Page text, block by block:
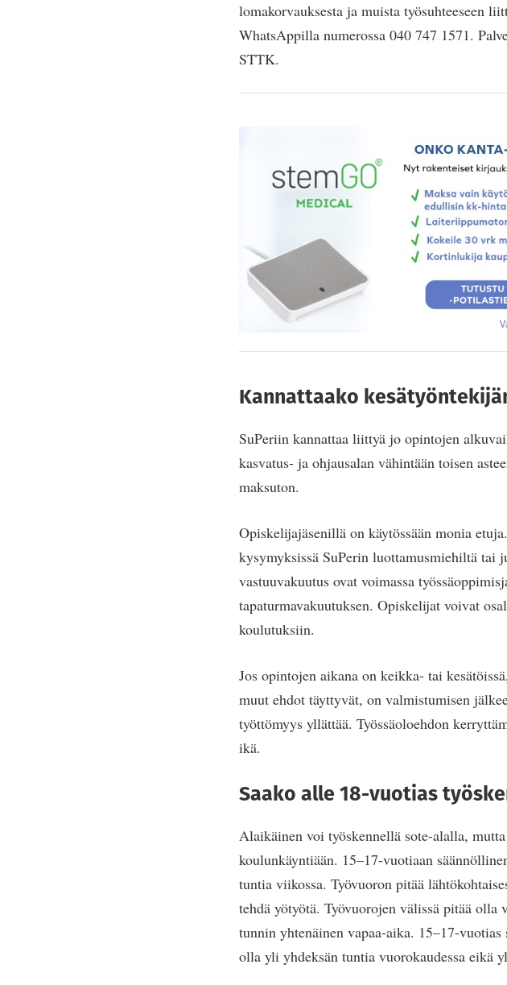
lomakorvauksesta ja muista työsuhteeseen
WhatsAppilla numerossa 040 747 1571.
STTK.
Kannattaako
SuPeriin kannattaa liittyä jo opintojen
kasvatus- ja ohjausalan vähintään toisen
maksuton.
Opiskelijajäsenillä on käytössään monia
kysymyksissä SuPerin luottamusmiehiltä
vastuuvakuutus ovat voimassa
tapaturmavakuutuksen. Opiskelijat voivat
koulutuksiin.
Jos opintojen aikana on keikka- tai
muut ehdot täyttyvät, on valmistumisen
työttömyys yllättää. Työssäoloehdon
ikä.
Saako alle 18-vuotias
Alaikäinen voi työskennellä sote-alalla,
koulunkäyntiään. 15–17-vuotiaan
tuntia viikossa. Työvuoron pitää
tehdä yötyötä. Työvuorojen välissä pitää
tunnin yhtenäinen vapaa-aika. 15–17-
olla yli yhdeksän tuntia vuorokaudessa eikä